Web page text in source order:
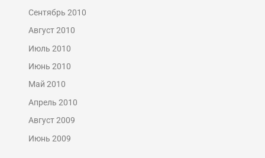
Сентябрь 2010
Август 2010
Июль 2010
Июнь 2010
Май 2010
Апрель 2010
Август 2009
Июнь 2009